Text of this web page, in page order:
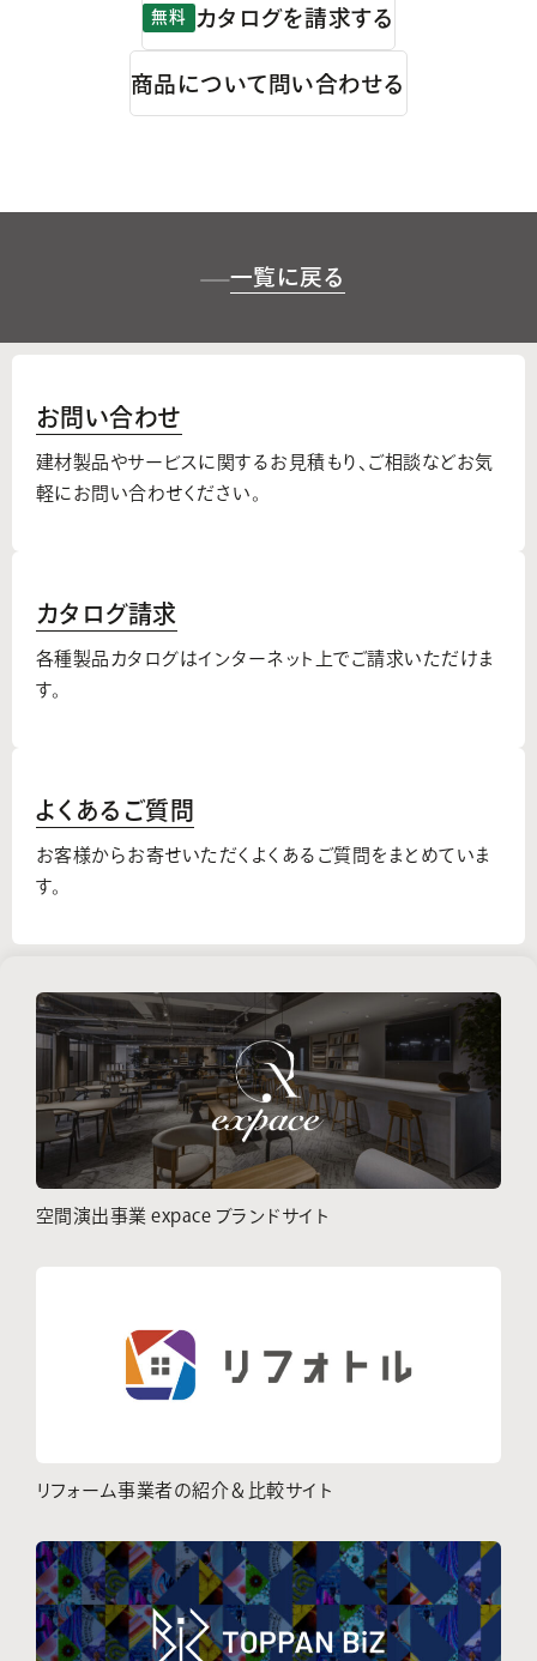
無料 カタログを請求する
商品について問い合わせる
一覧に戻る
お問い合わせ
建材製品やサービスに関するお見積もり、 ご相談などお気
軽にお問い合わせください。
カタログ請求
各種製品カタログはインターネット上でご請求いただけま
す。
よくあるご質問
お客様からお寄せいただくよくあるご質問をまとめていま
す。
空間演出事業 expace ブランドサイト
リフォーム事業者の紹介＆比較サイト